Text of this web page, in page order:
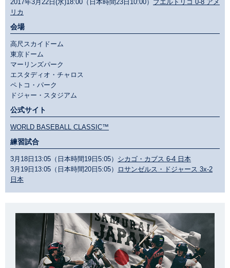
2017年3月22日(水)18:00（日本時間23日10:00） プエルトリコ 0-8 アメ
リカ
会場
高尺スカイドーム
東京ドーム
マーリンズパーク
エスタディオ・チャロス
ペトコ・パーク
ドジャー・スタジアム
公式サイト
WORLD BASEBALL CLASSIC™
練習試合
3月18日13:05（日本時間19日5:05） シカゴ・カブス 6-4 日本
3月19日13:05（日本時間20日5:05）
ロサンゼルス・ドジャース 3x-2
日本